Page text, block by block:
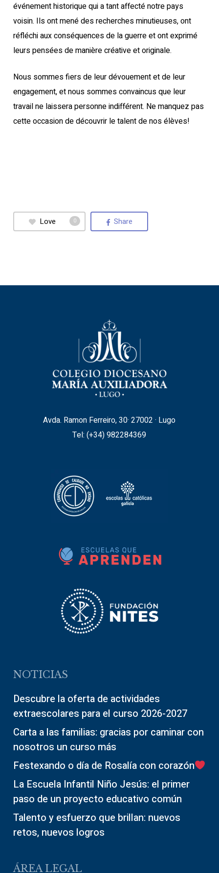
événement historique qui a tant affecté notre pays
voisin. Ils ont mené des recherches minutieuses, ont
réfléchi aux conséquences de la guerre et ont exprimé
leurs pensées de manière créative et originale.
Nous sommes fiers de leur dévouement et de leur
engagement, et nous sommes convaincus que leur
travail ne laissera personne indifférent. Ne manquez pas
cette occasion de découvrir le talent de nos élèves!
Love 0 Share
Avda. Ramon Ferreiro, 30· 27002 · Lugo
Tel: (+34)982284369
NOTICIAS
Descubre la oferta de actividades
extraescolares para el curso 2026-2027
Carta a las familias: gracias por caminar con
nosotros un curso más
Festexando o día de Rosalía con corazón
La Escuela Infantil Niño Jesús: el primer
paso de un proyecto educativo común
Talento y esfuerzo que brillan: nuevos
retos, nuevos logros
ÁREA LEGAL